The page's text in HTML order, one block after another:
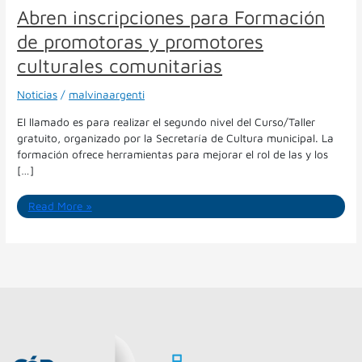
Abren inscripciones para Formación
de promotoras y promotores
culturales comunitarias
Noticias / malvinaargenti
El llamado es para realizar el segundo nivel del Curso/Taller
gratuito, organizado por la Secretaría de Cultura municipal. La
formación ofrece herramientas para mejorar el rol de las y los
[…]
Abren
inscripciones
para
Formación
de
promotoras
promotores
culturales
comunitarias
Read More »